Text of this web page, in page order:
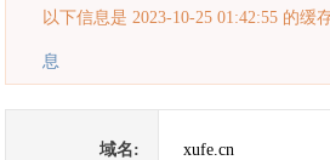
以下信息是 2023-10-25 01:42:55 的缓
息
域名: xufe.cn